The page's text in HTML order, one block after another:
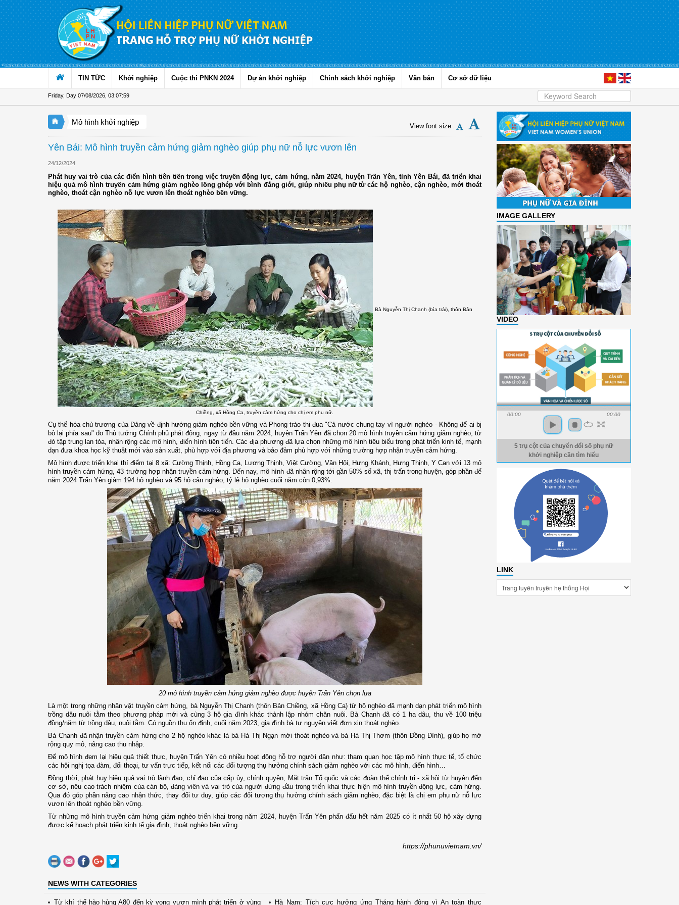
Skip to Content
TIN TỨC Khởi nghiệp Cuộc thi PNKN 2024 Dự án khởi nghiệp Chính sách khởi nghiệp Văn bản Cơ sở dữ liệu
Friday, Day 07/08/2026 03:08:00
Mô hình khởi nghiệp View font size
Yên Bái: Mô hình truyền cảm hứng giảm nghèo giúp phụ nữ nỗ lực vươn lên
24/12/2024
Phát huy vai trò của các điển hình tiên tiến trong việc truyền động lực, cảm hứng, năm 2024, huyện Trấn Yên, tỉnh Yên Bái, đã triển khai
hiệu quả mô hình truyền cảm hứng giảm nghèo lồng ghép với bình đẳng giới, giúp nhiều phụ nữ từ các hộ nghèo, cận nghèo, mới thoát
nghèo, thoát cận nghèo nỗ lực vươn lên thoát nghèo bền vững.
Bà Nguyễn Thị Chanh (bìa trái), thôn Bản
Chiềng, xã Hồng Ca, truyền cảm hứng cho chị em phụ nữ.
Cụ thể hóa chủ trương của Đảng về định hướng giảm nghèo bền vững và Phong trào thi đua "Cả nước chung tay vì người nghèo - Không để ai bị
bỏ lại phía sau" do Thủ tướng Chính phủ phát động, ngay từ đầu năm 2024, huyện Trấn Yên đã chọn 20 mô hình truyền cảm hứng giảm nghèo, từ
đó tập trung lan tỏa, nhân rộng các mô hình, điển hình tiên tiến. Các địa phương đã lựa chọn những mô hình tiêu biểu trong phát triển kinh tế, mạnh
dạn đưa khoa học kỹ thuật mới vào sản xuất, phù hợp với địa phương và bảo đảm phù hợp với những trường hợp nhận truyền cảm hứng.
Mô hình được triển khai thí điểm tại 8 xã: Cường Thịnh, Hồng Ca, Lương Thịnh, Việt Cường, Vân Hội, Hưng Khánh, Hưng Thịnh, Y Can với 13 mô
hình truyền cảm hứng, 43 trường hợp nhận truyền cảm hứng. Đến nay, mô hình đã nhân rộng tới gần 50% số xã, thị trấn trong huyện, góp phần để
năm 2024 Trấn Yên giảm 194 hộ nghèo và 95 hộ cận nghèo, tỷ lệ hộ nghèo cuối năm còn 0,93%.
20 mô hình truyền cảm hứng giảm nghèo được huyện Trấn Yên chọn lựa
Là một trong những nhân vật truyền cảm hứng, bà Nguyễn Thị Chanh (thôn Bản Chiềng, xã Hồng Ca) từ hộ nghèo đã mạnh dạn phát triển mô hình
trồng dâu nuôi tằm theo phương pháp mới và cùng 3 hộ gia đình khác thành lập nhóm chăn nuôi. Bà Chanh đã có 1 ha dâu, thu về 100 triệu
đồng/năm từ trồng dâu, nuôi tằm. Có nguồn thu ổn định, cuối năm 2023, gia đình bà tự nguyện viết đơn xin thoát nghèo.
Bà Chanh đã nhận truyền cảm hứng cho 2 hộ nghèo khác là bà Hà Thị Ngạn mới thoát nghèo và bà Hà Thị Thơm (thôn Đồng Đình), giúp họ mở
rộng quy mô, nâng cao thu nhập.
Để mô hình đem lại hiệu quả thiết thực, huyện Trấn Yên có nhiều hoạt động hỗ trợ người dân như: tham quan học tập mô hình thực tế, tổ chức
các hội nghị tọa đàm, đối thoại, tư vấn trực tiếp, kết nối các đối tượng thụ hưởng chính sách giảm nghèo với các mô hình, điển hình…
Đồng thời, phát huy hiệu quả vai trò lãnh đạo, chỉ đạo của cấp ủy, chính quyền, Mặt trận Tổ quốc và các đoàn thể chính trị - xã hội từ huyện đến
cơ sở, nêu cao trách nhiệm của cán bộ, đảng viên và vai trò của người đứng đầu trong triển khai thực hiện mô hình truyền động lực, cảm hứng.
Qua đó góp phần nâng cao nhận thức, thay đổi tư duy, giúp các đối tượng thụ hưởng chính sách giảm nghèo, đặc biệt là chị em phụ nữ nỗ lực
vươn lên thoát nghèo bền vững.
Từ những mô hình truyền cảm hứng giảm nghèo triển khai trong năm 2024, huyện Trấn Yên phấn đấu hết năm 2025 có ít nhất 50 hộ xây dựng
được kế hoạch phát triển kinh tế gia đình, thoát nghèo bền vững.
https://phunuvietnam.vn/
NEWS WITH CATEGORIES
Từ khí thế hào hùng A80 đến kỳ vọng vươn mình phát triển ở vùng Hà Nam: Tích cực hưởng ứng Tháng hành động vì An toàn thực
IMAGE GALLERY
VIDEO
00:00 00:00
5 trụ cột của chuyển đổi số phụ nữ
khởi nghiệp cần tìm hiểu
LINK